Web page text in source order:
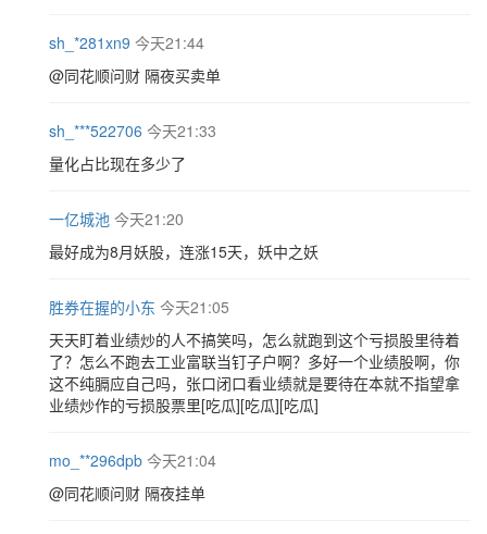
sh_*281xn9 今天21:44
@同花顺问财 隔夜买卖单
sh_***522706 今天21:33
量化占比现在多少了
一亿城池 今天21:20
最好成为8月妖股，连涨15天，妖中之妖
胜券在握的小东 今天21:05
天天盯着业绩炒的人不搞笑吗，怎么就跑到这个亏损股里待着
了？怎么不跑去工业富联当钉子户啊？多好一个业绩股啊，你
这不纯膈应自己吗，张口闭口看业绩就是要待在本就不指望拿
业绩炒作的亏损股票里[吃瓜][吃瓜][吃瓜]
mo_**296dpb 今天21:04
@同花顺问财 隔夜挂单